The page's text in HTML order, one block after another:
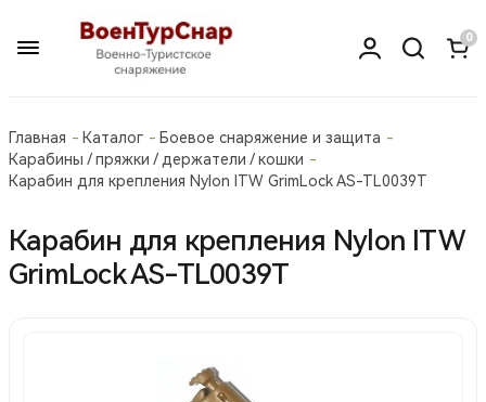
0
Главная Каталог
Боевое снаряжение и защита
Карабины / пряжки / держатели / кошки
Карабин для крепления Nylon ITW GrimLock AS-TL0039T
Карабин для крепления Nylon ITW
GrimLock AS-TL0039T